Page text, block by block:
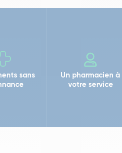
sans
Un pharmacien à
votre service